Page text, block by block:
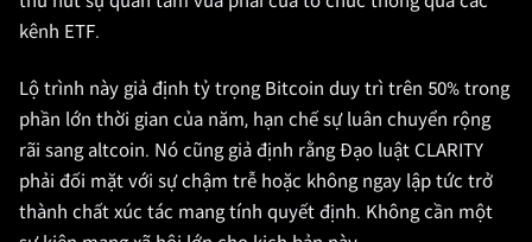
kênh ETF.
Lộ trình này giả định tỷ trọng Bitcoin duy trì trên 50% trong
phần lớn thời gian của năm, hạn chế sự luân chuyển rộng
rãi sang altcoin. Nó cũng giả định rằng Đạo luật CLARITY
phải đối mặt với sự chậm trễ hoặc không ngay lập tức trở
thành chất xúc tác mang tính quyết định. Không cần một